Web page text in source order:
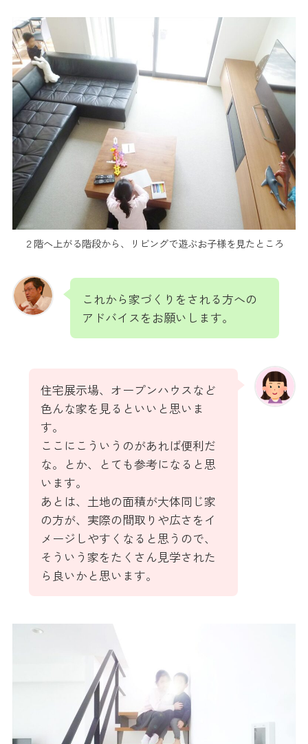
２階へ上がる階段から、リビングで遊ぶお子様を見たところ
これから家づくりをされる方への
アドバイスをお願いします。
住宅展示場、オープンハウスなど
色んな家を見るといいと思いま
す。
ここにこういうのがあれば便利だ
な。とか、とても参考になると思
います。
あとは、土地の面積が大体同じ家
の方が、実際の間取りや広さをイ
メージしやすくなると思うので、
そういう家をたくさん見学された
ら良いかと思います。